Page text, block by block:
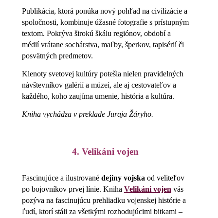
Publikácia, ktorá ponúka nový pohľad na civilizácie a
spoločnosti, kombinuje úžasné fotografie s prístupným
textom. Pokrýva širokú škálu regiónov, období a
médií vrátane sochárstva, maľby, šperkov, tapisérií či
posvätných predmetov.
Klenoty svetovej kultúry potešia nielen pravidelných
návštevníkov galérií a múzeí, ale aj cestovateľov a
každého, koho zaujíma umenie, história a kultúra.
Kniha vychádza v preklade Juraja Žáryho.
4. Velikáni vojen
Fascinujúce a ilustrované dejiny vojska od veliteľov
po bojovníkov prvej línie. Kniha Velikáni vojen vás
pozýva na fascinujúcu prehliadku vojenskej histórie a
ľudí, ktorí stáli za všetkými rozhodujúcimi bitkami –